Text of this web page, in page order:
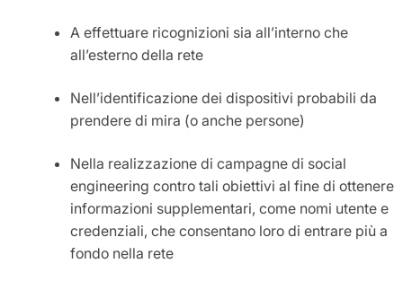
A effettuare ricognizioni sia all’interno che
all’esterno della rete
Nell’identificazione dei dispositivi probabili da
prendere di mira (o anche persone)
Nella realizzazione di campagne di social
engineering contro tali obiettivi al fine di ottenere
informazioni supplementari, come nomi utente e
credenziali, che consentano loro di entrare più a
fondo nella rete